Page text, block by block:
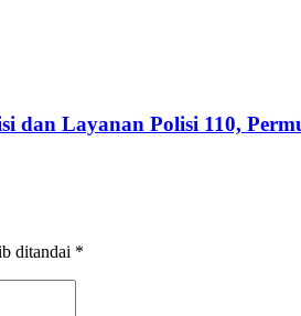
dan Layanan Polisi 110,
ditandai *